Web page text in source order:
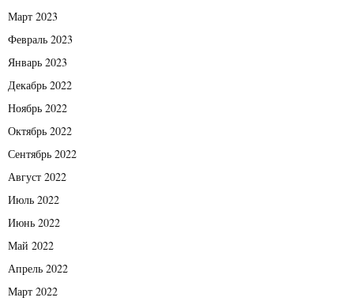
Март 2023
Февраль 2023
Январь 2023
Декабрь 2022
Ноябрь 2022
Октябрь 2022
Сентябрь 2022
Август 2022
Июль 2022
Июнь 2022
Май 2022
Апрель 2022
Март 2022